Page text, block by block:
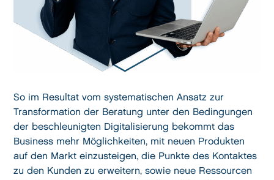
So im Resultat vom systematischen Ansatz zur
Transformation der Beratung unter den Bedingungen
der beschleunigten Digitalisierung bekommt das
Business mehr Möglichkeiten, mit neuen Produkten
auf den Markt einzusteigen, die Punkte des Kontaktes
zu den Kunden zu erweitern, sowie neue Ressourcen